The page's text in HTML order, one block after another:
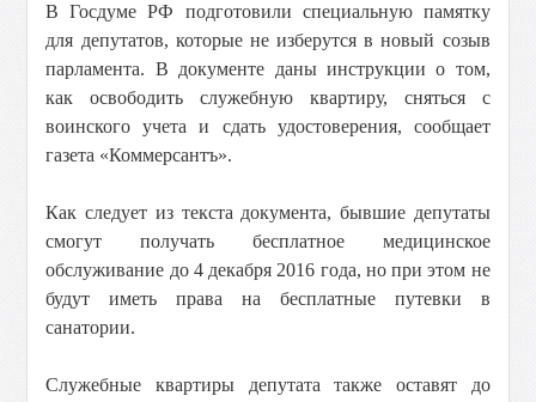
В Госдуме РФ подготовили специальную памятку
для депутатов, которые не изберутся в новый созыв
парламента. В документе даны инструкции о том,
как освободить служебную квартиру, сняться с
воинского учета и сдать удостоверения, сообщает
газета «Коммерсантъ».
Как следует из текста документа, бывшие депутаты
смогут получать бесплатное медицинское
обслуживание до 4 декабря 2016 года, но при этом не
будут иметь права на бесплатные путевки в
санатории.
Служебные квартиры депутата также оставят до